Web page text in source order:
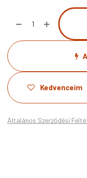
Kedvenceim
Általános Szerződési